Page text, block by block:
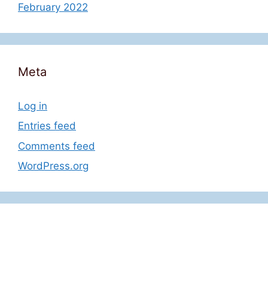
February 2022
Meta
Log in
Entries feed
Comments feed
WordPress.org